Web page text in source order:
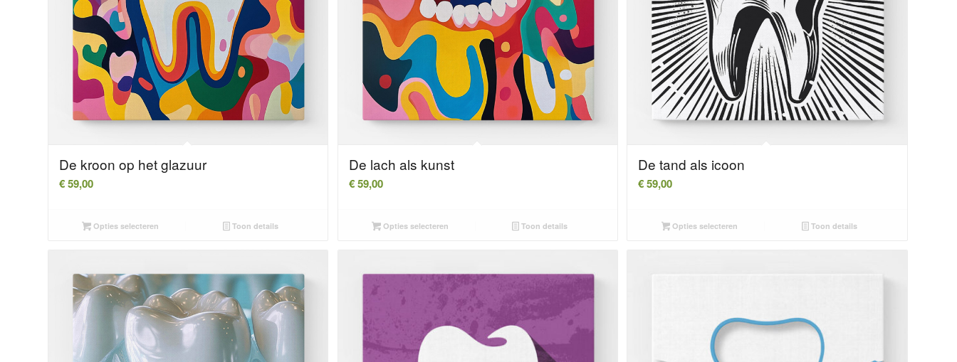
De kroon op het glazuur
€59,00
Opties selecteren Toon details
De lach als kunst
€59,00
Opties selecteren Toon details
De tand als icoon
€59,00
Opties selecteren Toon details